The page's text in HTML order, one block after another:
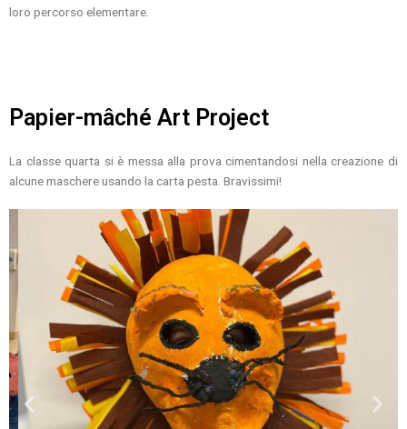
loro percorso elementare.
Papier-mâché Art Project
La classe quarta si è messa alla prova cimentandosi nella creazione di
alcune maschere usando la carta pesta. Bravissimi!